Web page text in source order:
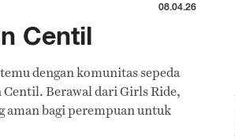
08.04.26
Centil
dengan komunitas sepeda
Berawal dari Girls Ride,
aman bagi perempuan untuk